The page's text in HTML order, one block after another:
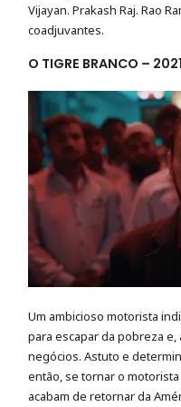
Vijayan. Prakash Raj. Rao
coadjuvantes.
O TIGRE BRANCO –
Um ambicioso motorista
para escapar da pobreza
negócios. Astuto e
então, se tornar o
acabam de retornar da